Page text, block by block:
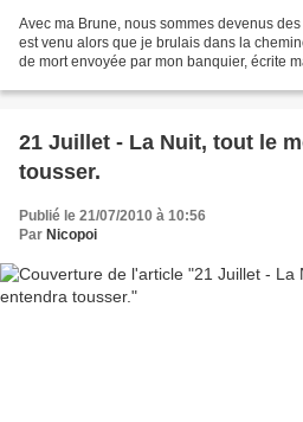
Avec ma Brune, nous sommes devenus
est venu alors que je brulais dans la
de mort envoyée par mon banquier, écrite
21 Juillet - La Nuit, tout le
tousser.
Publié le 21/07/2010 à 10:56
Par Nicopoi